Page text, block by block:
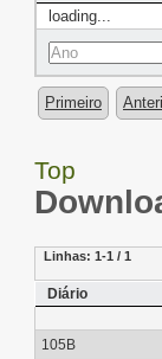
loading...
Primeiro
Top
Linhas: 1-1 / 1
Diário
105B